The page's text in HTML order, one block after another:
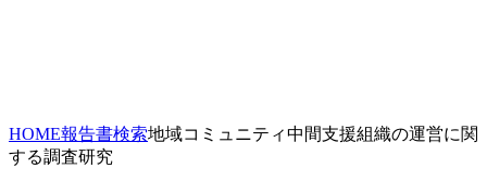
HOME報告書検索地域コミュニティ中間支援組織の運営に関
する調査研究